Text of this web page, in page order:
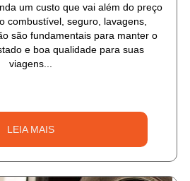
um custo que vai além do preço
combustível, seguro, lavagens,
são fundamentais para manter o
e boa qualidade para suas
viagens...
LEIA MAIS